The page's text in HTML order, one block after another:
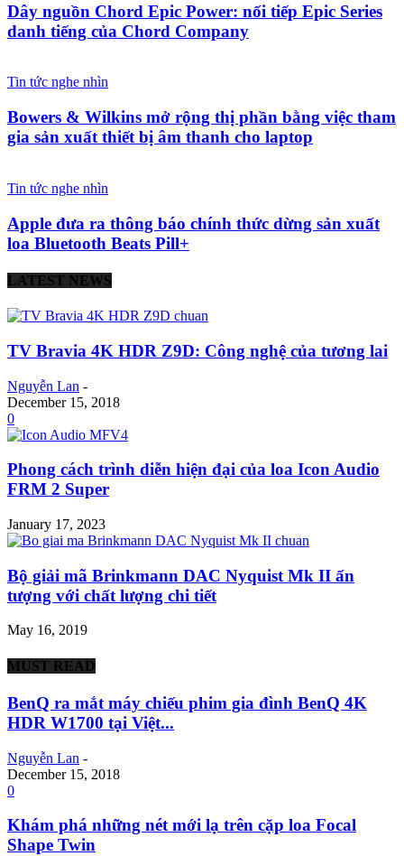
Dây nguồn Chord Epic Power: nối tiếp Epic Series
danh tiếng của Chord Company
Tin tức nghe nhìn
Bowers & Wilkins mở rộng thị phần bằng việc tham
gia sản xuất thiết bị âm thanh cho laptop
Tin tức nghe nhìn
Apple đưa ra thông báo chính thức dừng sản xuất
loa Bluetooth Beats Pill+
LATEST NEWS
TV Bravia 4K HDR Z9D: Công nghệ của tương lai
Nguyễn Lan -
December 15, 2018
0
Phong cách trình diễn hiện đại của loa Icon Audio
FRM 2 Super
January 17, 2023
Bộ giải mã Brinkmann DAC Nyquist Mk II ấn
tượng với chất lượng chi tiết
May 16, 2019
MUST READ
BenQ ra mắt máy chiếu phim gia đình BenQ 4K
HDR W1700 tại Việt...
Nguyễn Lan -
December 15, 2018
0
Khám phá những nét mới lạ trên cặp loa Focal
Shape Twin